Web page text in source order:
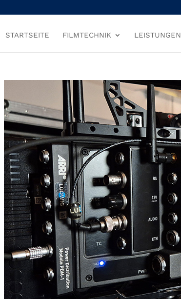
STARTSEITE FILMTECHNIK LEISTUNGEN